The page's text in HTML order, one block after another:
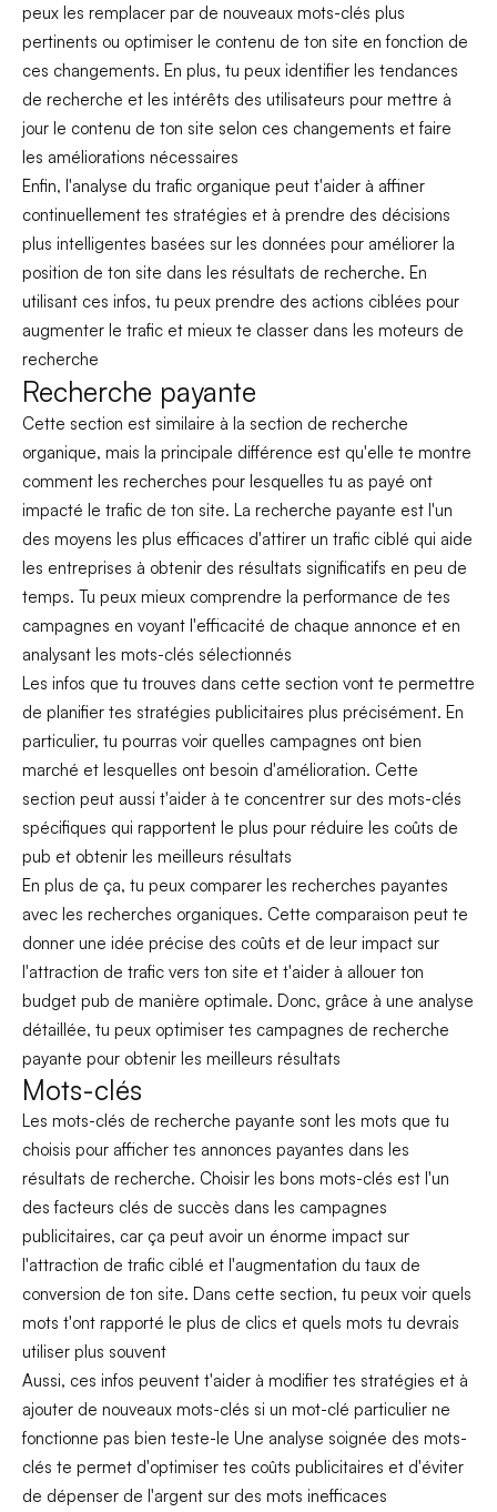
peux les remplacer par de nouveaux mots-clés plus
pertinents ou optimiser le contenu de ton site en fonction de
ces changements. En plus, tu peux identifier les tendances
de recherche et les intérêts des utilisateurs pour mettre à
jour le contenu de ton site selon ces changements et faire
les améliorations nécessaires
Enfin, l'analyse du trafic organique peut t'aider à affiner
continuellement tes stratégies et à prendre des décisions
plus intelligentes basées sur les données pour améliorer la
position de ton site dans les résultats de recherche. En
utilisant ces infos, tu peux prendre des actions ciblées pour
augmenter le trafic et mieux te classer dans les moteurs de
recherche
Recherche payante
Cette section est similaire à la section de recherche
organique, mais la principale différence est qu'elle te montre
comment les recherches pour lesquelles tu as payé ont
impacté le trafic de ton site. La recherche payante est l'un
des moyens les plus efficaces d'attirer un trafic ciblé qui aide
les entreprises à obtenir des résultats significatifs en peu de
temps. Tu peux mieux comprendre la performance de tes
campagnes en voyant l'efficacité de chaque annonce et en
analysant les mots-clés sélectionnés
Les infos que tu trouves dans cette section vont te permettre
de planifier tes stratégies publicitaires plus précisément. En
particulier, tu pourras voir quelles campagnes ont bien
marché et lesquelles ont besoin d'amélioration. Cette
section peut aussi t'aider à te concentrer sur des mots-clés
spécifiques qui rapportent le plus pour réduire les coûts de
pub et obtenir les meilleurs résultats
En plus de ça, tu peux comparer les recherches payantes
avec les recherches organiques. Cette comparaison peut te
donner une idée précise des coûts et de leur impact sur
l'attraction de trafic vers ton site et t'aider à allouer ton
budget pub de manière optimale. Donc, grâce à une analyse
détaillée, tu peux optimiser tes campagnes de recherche
payante pour obtenir les meilleurs résultats
Mots-clés
Les mots-clés de recherche payante sont les mots que tu
choisis pour afficher tes annonces payantes dans les
résultats de recherche. Choisir les bons mots-clés est l'un
des facteurs clés de succès dans les campagnes
publicitaires, car ça peut avoir un énorme impact sur
l'attraction de trafic ciblé et l'augmentation du taux de
conversion de ton site. Dans cette section, tu peux voir quels
mots t'ont rapporté le plus de clics et quels mots tu devrais
utiliser plus souvent
Aussi, ces infos peuvent t'aider à modifier tes stratégies et à
ajouter de nouveaux mots-clés si un mot-clé particulier ne
fonctionne pas bien teste-le Une analyse soignée des mots-
clés te permet d'optimiser tes coûts publicitaires et d'éviter
de dépenser de l'argent sur des mots inefficaces